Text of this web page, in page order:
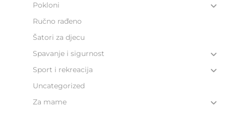
Pokloni
Ručno rađeno
Šatori za djecu
Spavanje i sigurnost
Sport i rekreacija
Uncategorized
Za mame